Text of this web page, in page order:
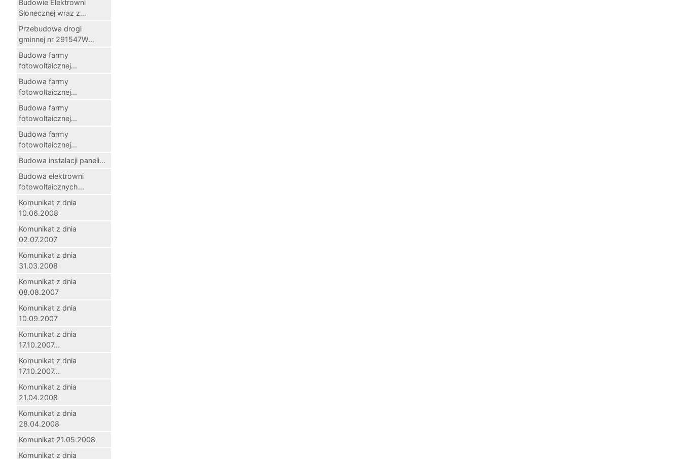
Budowie Elektrowni
Słonecznej wraz z...
Przebudowa drogi
gminnej nr 291547W...
Budowa farmy
fotowoltaicznej...
Budowa farmy
fotowoltaicznej...
Budowa farmy
fotowoltaicznej...
Budowa farmy
fotowoltaicznej...
Budowa instalacji paneli...
Budowa elektrowni
fotowoltaicznych...
Komunikat z dnia
10.06.2008
Komunikat z dnia
02.07.2007
Komunikat z dnia
31.03.2008
Komunikat z dnia
08.08.2007
Komunikat z dnia
10.09.2007
Komunikat z dnia
17.10.2007...
Komunikat z dnia
17.10.2007...
Komunikat z dnia
21.04.2008
Komunikat z dnia
28.04.2008
Komunikat 21.05.2008
Komunikat z dnia